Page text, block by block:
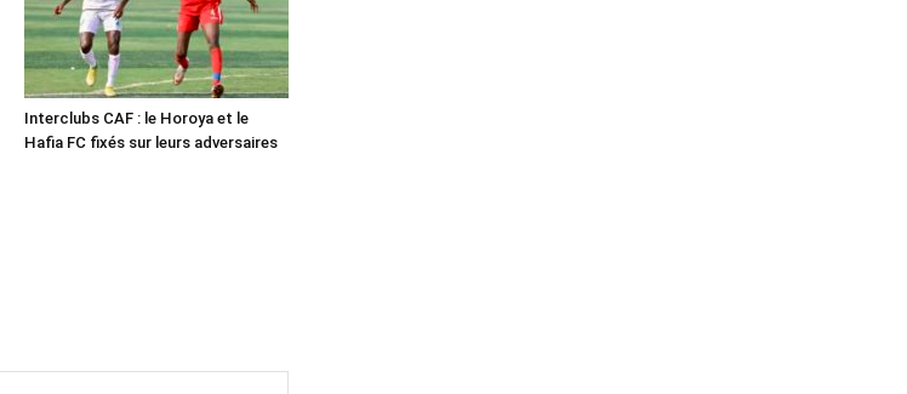
Interclubs CAF : le Horoya et le
Hafia FC fixés sur leurs adversaires